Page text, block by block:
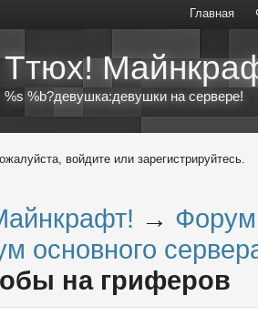
Главная
Ттюх!
%s %b?девушка:девушки на сервере!
войдите или зарегистрируйтесь.
→ Форум
основного
на гриферов